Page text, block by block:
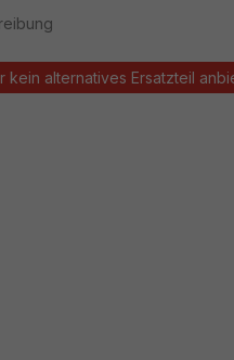
alternatives Ersatzteil